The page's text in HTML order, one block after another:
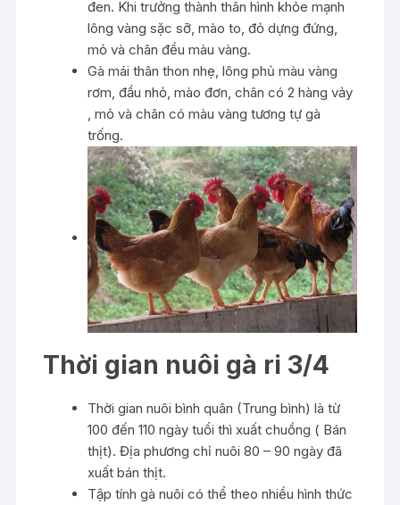
đen. Khi trưởng thành thân hình khỏe mạnh
lông vàng sặc sỡ, mào to, đỏ dựng đứng,
mỏ và chân đều màu vàng.
Gà mái thân thon nhẹ, lông phủ màu vàng
rơm, đầu nhỏ, mào đơn, chân có 2 hàng vảy
, mỏ và chân có màu vàng tương tự gà
trống.
Thời gian nuôi gà ri 3/4
Thời gian nuôi bình quân (Trung bình) là từ
100 đến 110 ngày tuổi thì xuất chuồng ( Bán
thịt). Địa phương chỉ nuôi 80 – 90 ngày đã
xuất bán thịt.
Tập tính gà nuôi có thể theo nhiều hình thức